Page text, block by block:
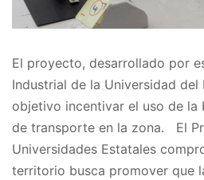
El proyecto, desarrollado por
Industrial de la Universidad
objetivo incentivar el uso de
de transporte en la zona. El
Universidades Estatales
territorio busca promover que